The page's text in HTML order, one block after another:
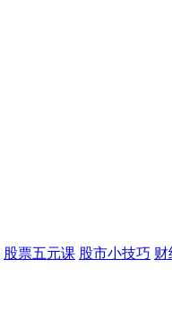
股票五元课 股市小技巧 财